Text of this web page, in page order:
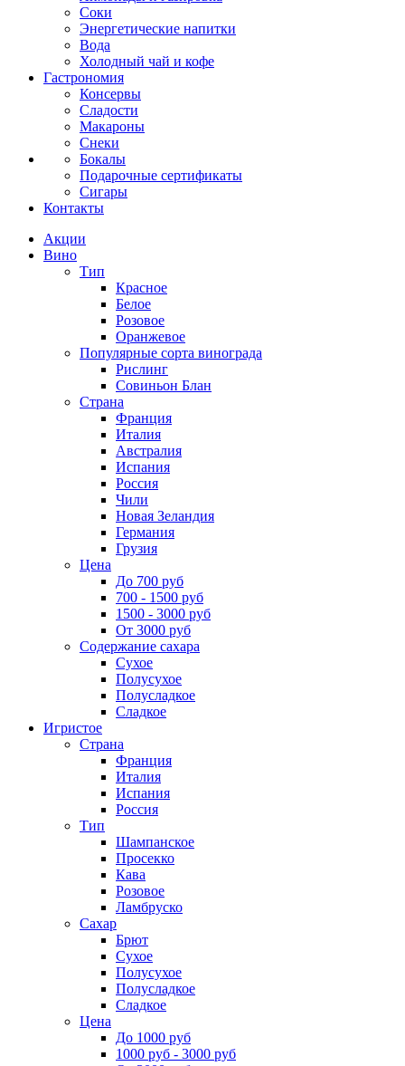
Соки
Энергетические напитки
Вода
Холодный чай и кофе
Гастрономия
Консервы
Сладости
Макароны
Снеки
Бокалы
Подарочные сертификаты
Сигары
Контакты
Акции
Вино
Тип
Красное
Белое
Розовое
Оранжевое
Популярные сорта винограда
Рислинг
Совиньон Блан
Страна
Франция
Италия
Австралия
Испания
Россия
Чили
Новая Зеландия
Германия
Грузия
Цена
До 700 руб
700 - 1500 руб
1500 - 3000 руб
От 3000 руб
Содержание сахара
Сухое
Полусухое
Полусладкое
Сладкое
Игристое
Страна
Франция
Италия
Испания
Россия
Тип
Шампанское
Просекко
Кава
Розовое
Ламбруско
Сахар
Брют
Сухое
Полусухое
Полусладкое
Сладкое
Цена
До 1000 руб
1000 руб - 3000 руб